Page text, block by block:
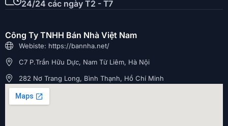
24/24 các ngày T2 - T7
Công Ty TNHH Bán Nhà Việt Nam
Webiste: https://bannha.net/
C7 P.Trần Hữu Dực, Nam Từ Liêm, Hà Nội
282 Nơ Trang Long, Bình Thạnh, Hồ Chí Minh